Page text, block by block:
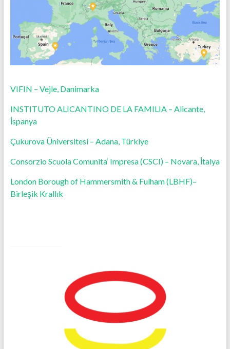
VIFIN – Vejle, Danimarka
INSTITUTO ALICANTINO DE LA FAMILIA – Alicante,
İspanya
Çukurova Üniversitesi – Adana, Türkiye
ConsorzioScuolaComunita‘ Impresa (CSCI) – Novara, İtalya
London Borough of Hammersmith & Fulham (LBHF)–
Birleşik Krallık